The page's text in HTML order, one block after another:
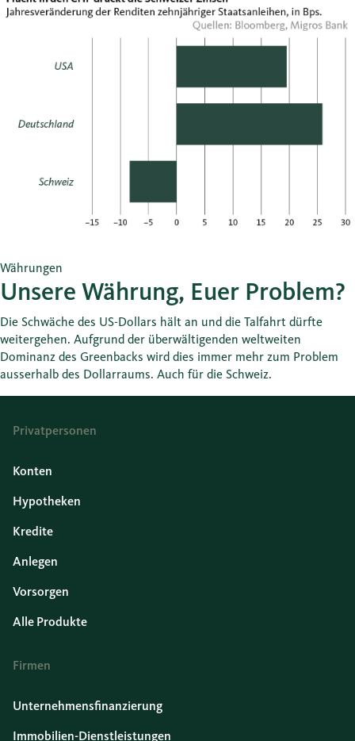
Währungen
Unsere Währung, Euer Problem?
Die Schwäche des US-Dollars hält an und die Talfahrt dürfte
weitergehen. Aufgrund der überwältigenden weltweiten
Dominanz des Greenbacks wird dies immer mehr zum Problem
ausserhalb des Dollarraums. Auch für die Schweiz.
Privatpersonen
Konten
Hypotheken
Kredite
Anlegen
Vorsorgen
Alle Produkte
Firmen
Unternehmensfinanzierung
Immobilien-Dienstleistungen